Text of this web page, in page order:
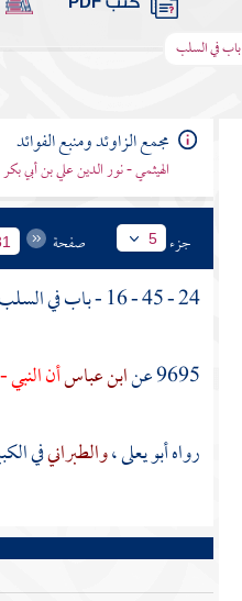
باب في السلب
مجمع الزاوئد ومنبع الفوائد
الهيثمي - نور الدين علي بن أبي
جزء 5 صفحة
24 - 45 - 16 - باب في السلب .
9695 عن
ابن عباسأن
رواهأبو يعلى،والطبرانيفي